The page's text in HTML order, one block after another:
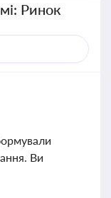
Ринок
Ви